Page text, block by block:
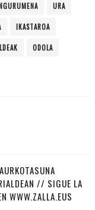
URA
IKASTAROA
ODOLA
// SIGUE LA
WWW.ZALLA.EUS